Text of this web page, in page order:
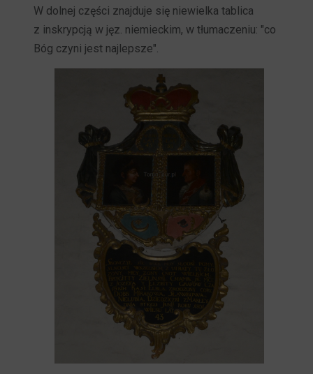
W dolnej części znajduje się niewielka tablica
z inskrypcją w jęz. niemieckim, w tłumaczeniu: "co
Bóg czyni jest najlepsze".